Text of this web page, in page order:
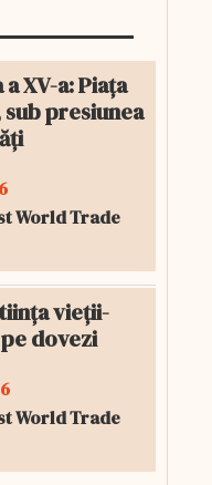
XV-a: Piața
presiunea
World Trade
vieții-
dovezi
World Trade